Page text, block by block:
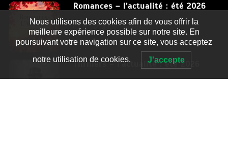
Romances – l’actualité : été 2026
0 3 052 words
Thrillers – l’actualité : été 2026
Nous utilisons des cookies afin de vous offrir la
meilleure expérience possible sur notre site. En
poursuivant votre navigation sur ce site, vous acceptez
notre utilisation de cookies. J'accepte